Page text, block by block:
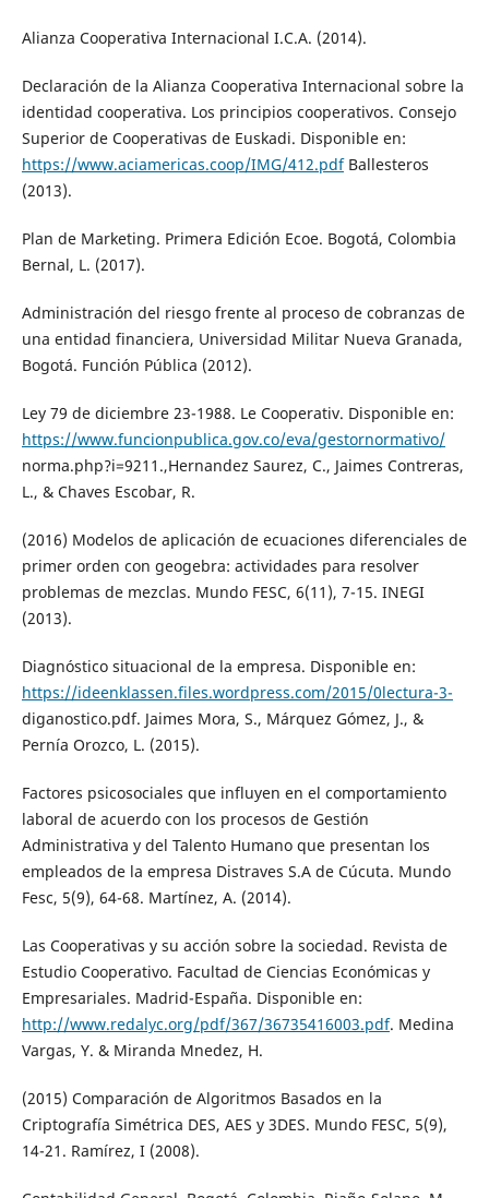
Alianza Cooperativa Internacional I.C.A. (2014).
Declaración de la Alianza Cooperativa Internacional sobre la
identidad cooperativa. Los principios cooperativos. Consejo
Superior de Cooperativas de Euskadi. Disponible en:
https://www.aciamericas.coop/IMG/412.pdfBallesteros
(2013).
Plan de Marketing. Primera Edición Ecoe. Bogotá, Colombia
Bernal, L. (2017).
Administración del riesgo frente al proceso de cobranzas de
una entidad financiera, Universidad Militar Nueva Granada,
Bogotá. Función Pública (2012).
Ley 79 de diciembre 23-1988. Le Cooperativ. Disponible en:
https://www.funcionpublica.gov.co/eva/gestornormativo/
norma.php?i=9211.,Hernandez Saurez, C., Jaimes Contreras,
L., & Chaves Escobar, R.
(2016) Modelos de aplicación de ecuaciones diferenciales de
primer orden con geogebra: actividades para resolver
problemas de mezclas. Mundo FESC, 6(11), 7-15. INEGI
(2013).
Diagnóstico situacional de la empresa. Disponible en:
https://ideenklassen.files.wordpress.com/2015/0lectura-3-
diganostico.pdf. Jaimes Mora, S., Márquez Gómez, J., &
Pernía Orozco, L. (2015).
Factores psicosociales que influyen en el comportamiento
laboral de acuerdo con los procesos de Gestión
Administrativa y del Talento Humano que presentan los
empleados de la empresa Distraves S.A de Cúcuta. Mundo
Fesc, 5(9), 64-68. Martínez, A. (2014).
Las Cooperativas y su acción sobre la sociedad. Revista de
Estudio Cooperativo. Facultad de Ciencias Económicas y
Empresariales. Madrid-España. Disponible en:
http://www.redalyc.org/pdf/367/36735416003.pdf. Medina
Vargas, Y. & Miranda Mnedez, H.
(2015) Comparación de Algoritmos Basados en la
Criptografía Simétrica DES, AES y 3DES. Mundo FESC, 5(9),
14-21. Ramírez, I (2008).